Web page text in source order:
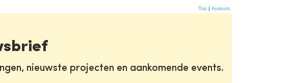
Top | Auteurs
nieuwste projecten en aankomende events.